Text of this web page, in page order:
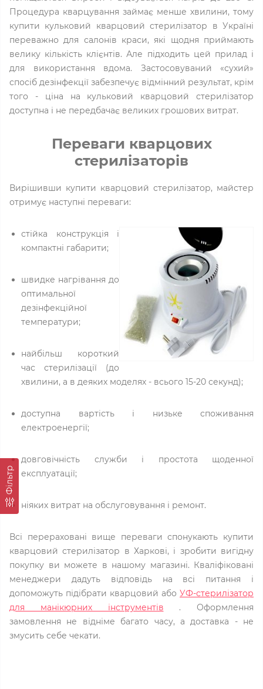
Фільтр
Процедура кварцування займає менше хвилини, тому
купити кульковий кварцовий стерилізатор в Україні
переважно для салонів краси, які щодня приймають
велику кількість клієнтів. Але підходить цей прилад і
для використання вдома. Застосовуваний «сухий»
спосіб дезінфекції забезпечує відмінний результат, крім
того - ціна на кульковий кварцовий стерилізатор
доступна і не передбачає великих грошових витрат.
Переваги кварцових
стерилізаторів
Вирішивши купити кварцовий стерилізатор, майстер
отримує наступні переваги:
стійка конструкція і
компактні габарити;
швидке нагрівання до
оптимальної
дезінфекційної
температури;
найбільш короткий
час стерилізації (до
хвилини, а в деяких моделях - всього 15-20 секунд);
доступна вартість і низьке споживання
електроенергії;
довговічність служби і простота щоденної
експлуатації;
ніяких витрат на обслуговування і ремонт.
Всі перераховані вище переваги спонукають купити
кварцовий стерилізатор в Харкові, і зробити вигідну
покупку ви можете в нашому магазині. Кваліфіковані
менеджери дадуть відповідь на всі питання і
допоможуть підібрати кварцовий або УФ-стерилізатор
для манікюрних інструментів . Оформлення
замовлення не відніме багато часу, а доставка - не
змусить себе чекати.